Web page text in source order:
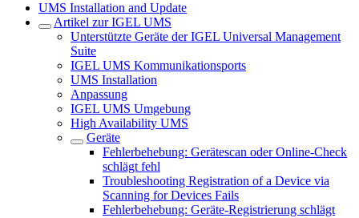
UMS Installation and Update
Artikel zur IGEL UMS
Unterstützte Geräte der IGEL Universal Management
Suite
IGEL UMS Kommunikationsports
UMS Installation
Anpassung
IGEL UMS Umgebung
High Availability UMS
Geräte
Fehlerbehebung: Gerätescan oder Online-Check
schlägt fehl
Troubleshooting Registration of a Device via
Scanning for Devices Fails
Fehlerbehebung: Geräte-Registrierung schlägt